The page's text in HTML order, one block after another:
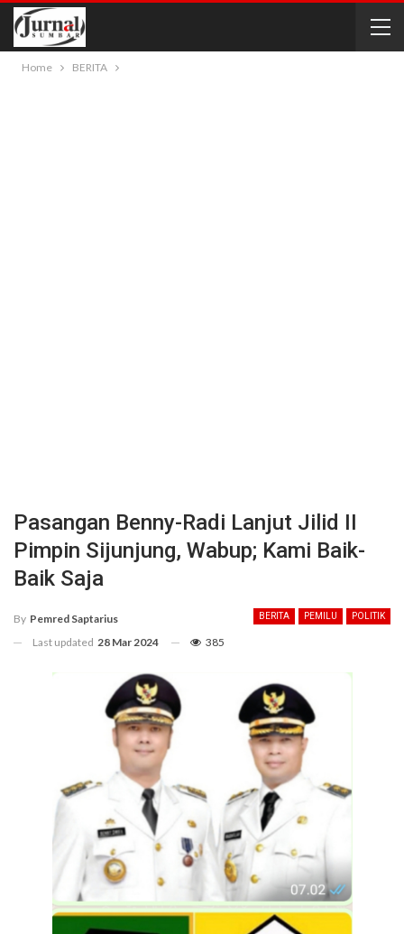
Home BERITA
Pasangan Benny-Radi Lanjut Jilid II
Pimpin Sijunjung, Wabup; Kami Baik-
Baik Saja
BERITA PEMILU POLITIK
By Pemred Saptarius
Last updated 28 Mar 2024 385